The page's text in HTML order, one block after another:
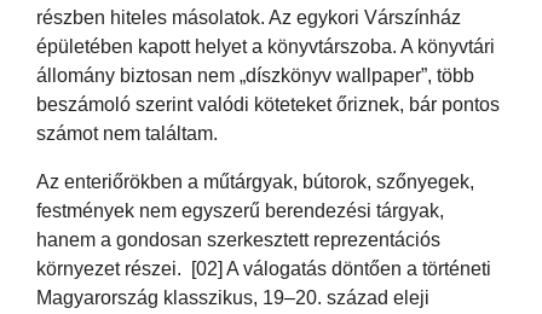
részben hiteles másolatok. Az egykori Várszínház
épületében kapott helyet a könyvtárszoba. A könyvtári
állomány biztosan nem „díszkönyv wallpaper”, több
beszámoló szerint valódi köteteket őriznek, bár pontos
számot nem találtam.
Az enteriőrökben a műtárgyak, bútorok, szőnyegek,
festmények nem egyszerű berendezési tárgyak,
hanem a gondosan szerkesztett reprezentációs
környezet részei. [02] A válogatás döntően a történeti
Magyarország klasszikus, 19–20. század eleji